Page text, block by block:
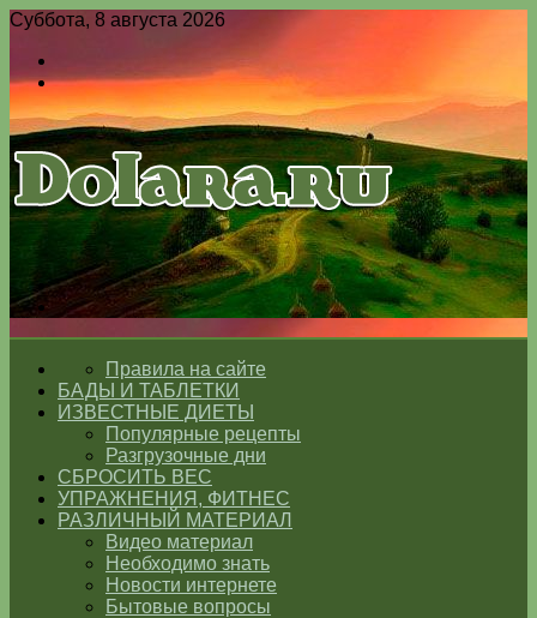
Суббота, 8 августа 2026
Switch
skin
Меню
Switch
ГЛАВНАЯПравила на сайте
БАДЫ И ТАБЛЕТКИ
ИЗВЕСТНЫЕ ДИЕТЫ
Популярные рецепты
Разгрузочные дни
СБРОСИТЬ ВЕС
УПРАЖНЕНИЯ, ФИТНЕС
РАЗЛИЧНЫЙ МАТЕРИАЛ
Видео материал
Необходимо знать
Новости интернете
Бытовые вопросы